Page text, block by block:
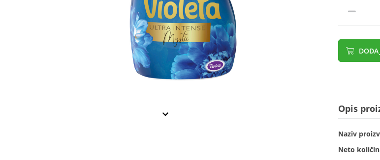
Opis
Naziv
Neto